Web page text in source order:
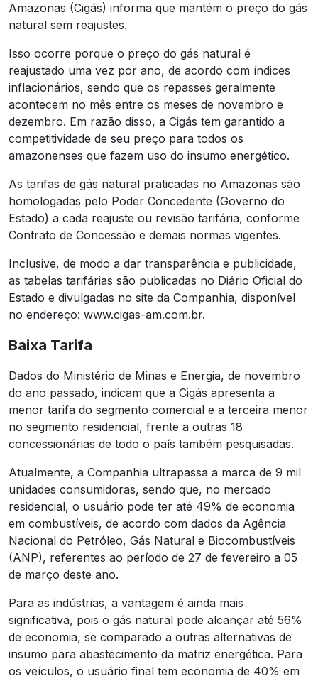
Amazonas (Cigás) informa que mantém o preço do gás
natural sem reajustes.
Isso ocorre porque o preço do gás natural é
reajustado uma vez por ano, de acordo com índices
inflacionários, sendo que os repasses geralmente
acontecem no mês entre os meses de novembro e
dezembro. Em razão disso, a Cigás tem garantido a
competitividade de seu preço para todos os
amazonenses que fazem uso do insumo energético.
As tarifas de gás natural praticadas no Amazonas são
homologadas pelo Poder Concedente (Governo do
Estado) a cada reajuste ou revisão tarifária, conforme
Contrato de Concessão e demais normas vigentes.
Inclusive, de modo a dar transparência e publicidade,
as tabelas tarifárias são publicadas no Diário Oficial do
Estado e divulgadas no site da Companhia, disponível
no endereço: www.cigas-am.com.br.
Baixa Tarifa
Dados do Ministério de Minas e Energia, de novembro
do ano passado, indicam que a Cigás apresenta a
menor tarifa do segmento comercial e a terceira menor
no segmento residencial, frente a outras 18
concessionárias de todo o país também pesquisadas.
Atualmente, a Companhia ultrapassa a marca de 9 mil
unidades consumidoras, sendo que, no mercado
residencial, o usuário pode ter até 49% de economia
em combustíveis, de acordo com dados da Agência
Nacional do Petróleo, Gás Natural e Biocombustíveis
(ANP), referentes ao período de 27 de fevereiro a 05
de março deste ano.
Para as indústrias, a vantagem é ainda mais
significativa, pois o gás natural pode alcançar até 56%
de economia, se comparado a outras alternativas de
insumo para abastecimento da matriz energética. Para
os veículos, o usuário final tem economia de 40% em